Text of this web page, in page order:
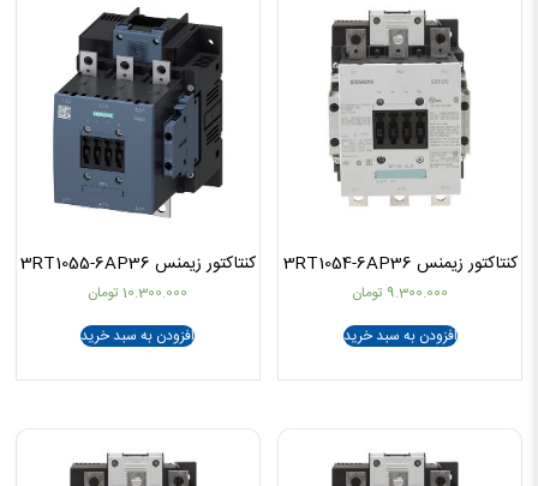
کنتاکتور زیمنس 3RT1054-6AP36
9.300.000 تومان
افزودن به سبد خرید
کنتاکتور زیمنس 3RT1055-6AP36
10.300.000 تومان
افزودن به سبد خرید